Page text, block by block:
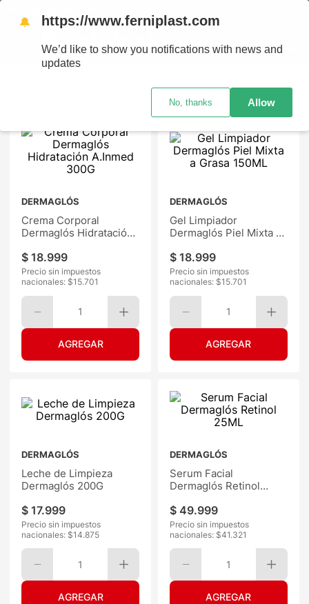
Ordenar por
DERMAGLÓS
Crema Corporal
Dermaglós Hidratación
$ 18.999
Precio sin impuestos
nacionales: $15.701
1
DERMAGLÓS
Gel Limpiador
Dermaglós Piel Mixta a
$ 18.999
Precio sin impuestos
nacionales: $15.701
1
DERMAGLÓS
Leche de Limpieza
Dermaglós 200G
$ 17.999
Precio sin impuestos
nacionales: $14.875
1
DERMAGLÓS
Serum Facial
Dermaglós Retinol
$ 49.999
Precio sin impuestos
nacionales: $41.321
1
🔔 https://www.ferniplast.com
We’d like to show you notifications with news and
updates
No, thanks Allow